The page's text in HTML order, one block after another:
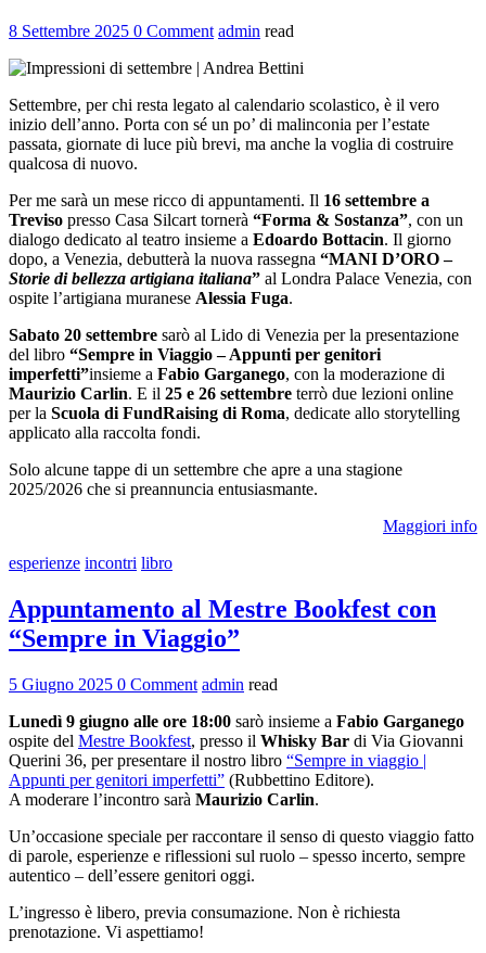
8 Settembre 2025 0 Comment admin read
Settembre, per chi resta legato al calendario scolastico, è il vero
inizio dell’anno. Porta con sé un po’ di malinconia per l’estate
passata, giornate di luce più brevi, ma anche la voglia di costruire
qualcosa di nuovo.
Per me sarà un mese ricco di appuntamenti. Il 16 settembre a
Treviso presso Casa Silcart tornerà “Forma & Sostanza”, con un
dialogo dedicato al teatro insieme a Edoardo Bottacin. Il giorno
dopo, a Venezia, debutterà la nuova rassegna “MANI D’ORO –
Storie di bellezza artigiana italiana” al Londra Palace Venezia, con
ospite l’artigiana muranese Alessia Fuga.
Sabato 20 settembre sarò al Lido di Venezia per la presentazione
del libro “Sempre in Viaggio – Appunti per genitori
imperfetti”insieme a Fabio Garganego, con la moderazione di
Maurizio Carlin. E il 25 e 26 settembre terrò due lezioni online
per la Scuola di FundRaising di Roma, dedicate allo storytelling
applicato alla raccolta fondi.
Solo alcune tappe di un settembre che apre a una stagione
2025/2026 che si preannuncia entusiasmante.
Maggiori info
esperienze incontri libro
Appuntamento al Mestre Bookfest con
“Sempre in Viaggio”
5 Giugno 2025 0 Comment admin read
Lunedì 9 giugno alle ore 18:00 sarò insieme a Fabio Garganego
ospite del Mestre Bookfest, presso il Whisky Bar di Via Giovanni
Querini 36, per presentare il nostro libro “Sempre in viaggio |
Appunti per genitori imperfetti” (Rubbettino Editore).
A moderare l’incontro sarà Maurizio Carlin.
Un’occasione speciale per raccontare il senso di questo viaggio fatto
di parole, esperienze e riflessioni sul ruolo – spesso incerto, sempre
autentico – dell’essere genitori oggi.
L’ingresso è libero, previa consumazione. Non è richiesta
prenotazione. Vi aspettiamo!